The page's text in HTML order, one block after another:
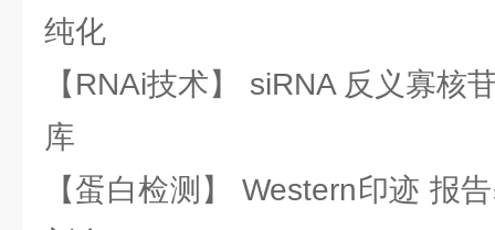
纯化
【RNAi技术】 siRNA 反义寡核
库
【蛋白检测】 Western印迹 报